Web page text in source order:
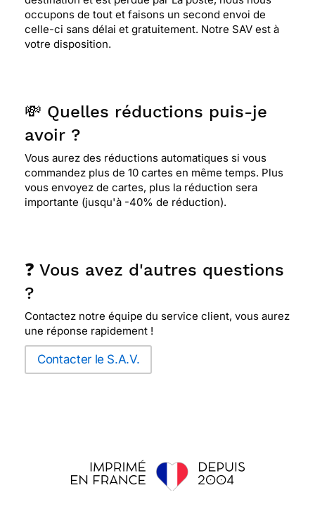
⭐⭐⭐⭐⭐ Le 01/12/2017 : Jaime les animaux
⭐⭐⭐⭐⭐ Le 09/05/2017 : Carte pour mon petit fils
⭐⭐⭐⭐⭐ Le 15/03/2017 : Jamais déçue par les
⭐⭐⭐⭐⭐ Le 09/06/2016 : Je l'ai choisie car elle est
vraiment original , et la personne a qui elle est
destinée a pleins d'animaux chez elle, c'est une
carte vraiment à son reflet
⭐⭐⭐⭐
Le 24/03/2016 : ma soeur aime les
animaux
Le 16/02/2016 : Les illustrations sont
occupons de tout et faisons un second envoi de
celle-ci sans délai et gratuitement. Notre SAV est à
votre disposition.
💸 Quelles réductions puis-je
avoir ?
Vous aurez des réductions automatiques si vous
commandez plus de 10 cartes en même temps. Plus
vous envoyez de cartes, plus la réduction sera
importante (jusqu'à -40% de réduction).
❓ Vous avez d'autres questions
?
Contactez notre équipe du service client, vous aurez
une réponse rapidement !
Contacter le S.A.V.